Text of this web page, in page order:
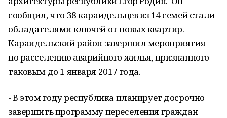
сообщил, что 38 караидельцев из 14 семей стали
обладателями ключей от новых квартир.
Караидельский район завершил мероприятия
по расселению аварийного жилья, признанного
таковым до 1 января 2017 года.
- В этом году республика планирует досрочно
завершить программу переселения граждан